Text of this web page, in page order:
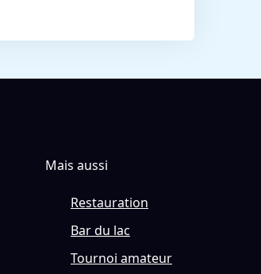
Mais aussi
Restauration
Bar du lac
Tournoi amateur